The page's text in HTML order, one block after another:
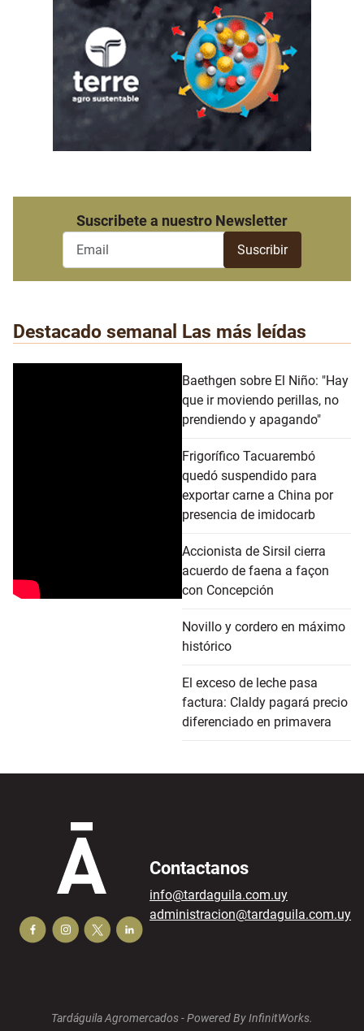
Suscribete a nuestro Newsletter
Destacado semanal Las más leídas
Baethgen sobre El Niño: "Hay
que ir moviendo perillas, no
prendiendo y apagando"
Frigorífico Tacuarembó
quedó suspendido para
exportar carne a China por
presencia de imidocarb
Accionista de Sirsil cierra
acuerdo de faena a façon
con Concepción
Novillo y cordero en máximo
histórico
El exceso de leche pasa
factura: Claldy pagará precio
diferenciado en primavera
Contactanos
info@tardaguila.com.uy
administracion@tardaguila.com.uy
Tardáguila Agromercados -Powered By InfinitWorks.